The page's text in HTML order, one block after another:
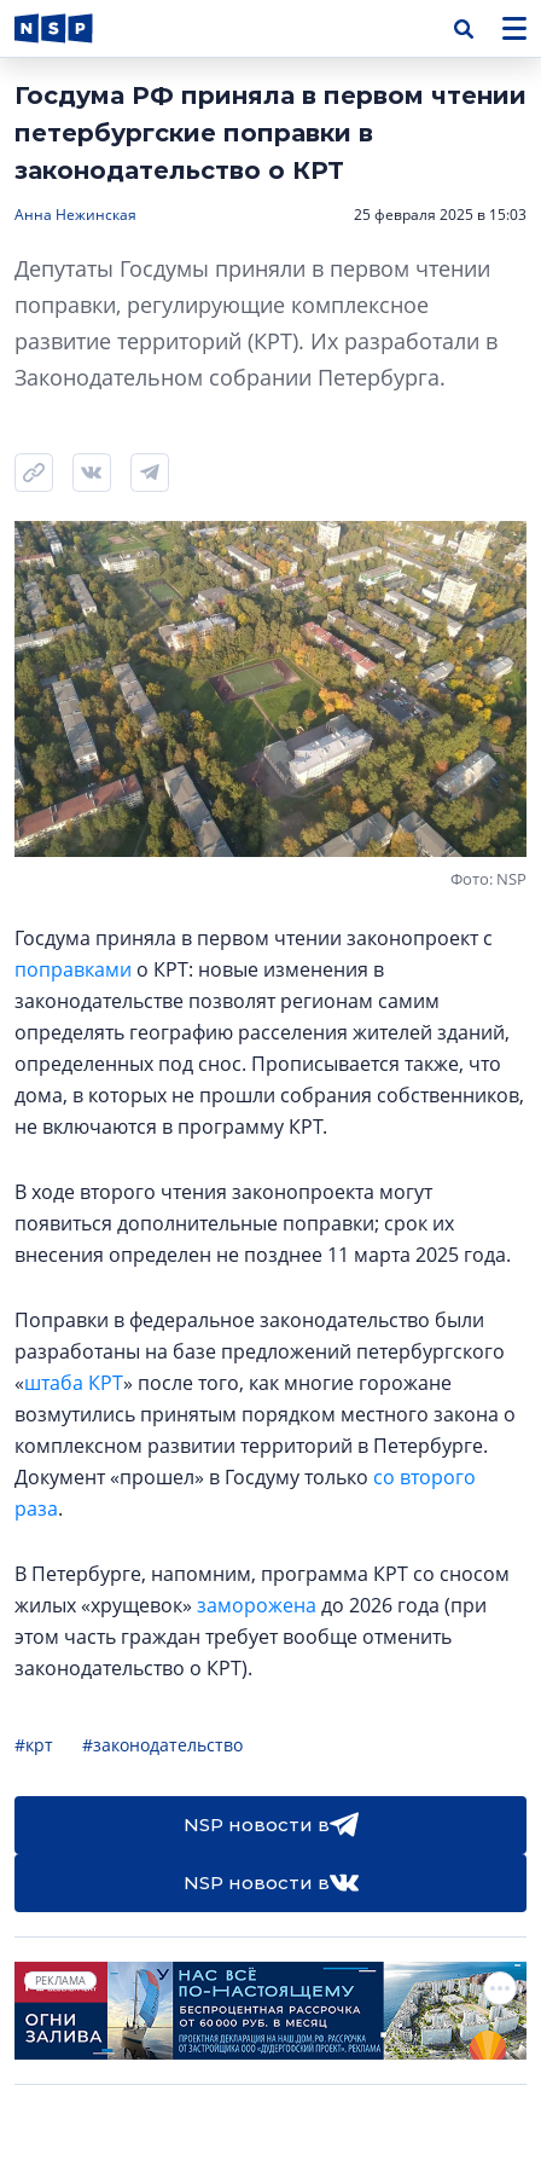
Госдума РФ приняла в первом чтении
петербургские поправки в
законодательство о КРТ
Анна Нежинская 25 февраля 2025 в 15:03
Депутаты Госдумы приняли в первом чтении
поправки, регулирующие комплексное
развитие территорий (КРТ). Их разработали в
Законодательном собрании Петербурга.
Фото: NSP
Госдума приняла в первом чтении законопроект с
поправками о КРТ: новые изменения в
законодательстве позволят регионам самим
определять географию расселения жителей зданий,
определенных под снос. Прописывается также, что
дома, в которых не прошли собрания собственников,
не включаются в программу КРТ.
В ходе второго чтения законопроекта могут
появиться дополнительные поправки; срок их
внесения определен не позднее 11 марта 2025 года.
Поправки в федеральное законодательство были
разработаны на базе предложений петербургского
«штаба КРТ» после того, как многие горожане
возмутились принятым порядком местного закона о
комплексном развитии территорий в Петербурге.
Документ «прошел» в Госдуму только со второго
раза.
В Петербурге, напомним, программа КРТ со сносом
жилых «хрущевок» заморожена до 2026 года (при
этом часть граждан требует вообще отменить
законодательство о КРТ).
#крт #законодательство
NSP новости в
NSP новости в
РЕКЛАМА